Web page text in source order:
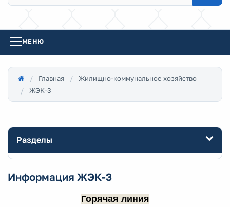
МЕНЮ
Главная
Жилищно-коммунальное хозяйство
ЖЭК-3
Разделы
Информация ЖЭК-3
Горячая линия